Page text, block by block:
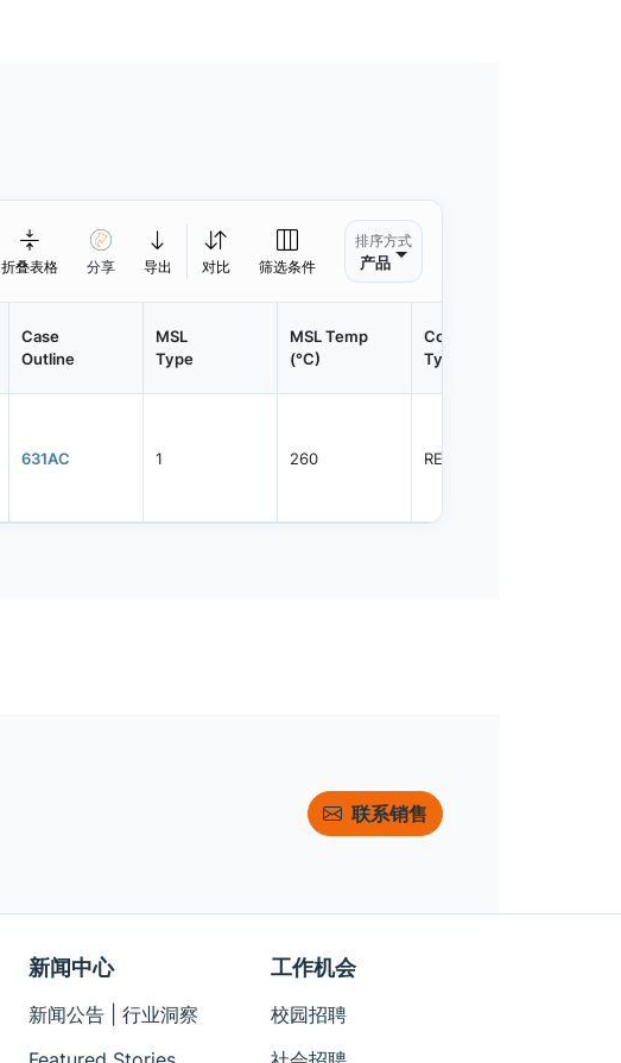
折叠表格 分享 导出 对比 筛选条件
排序方式
产品
Case
Outline
MSL
Type
MSL Temp
(°C)
Container
Type
631AC 1 260 REEL
联系销售
新闻中心
新闻公告 | 行业洞察
工作机会
校园招聘